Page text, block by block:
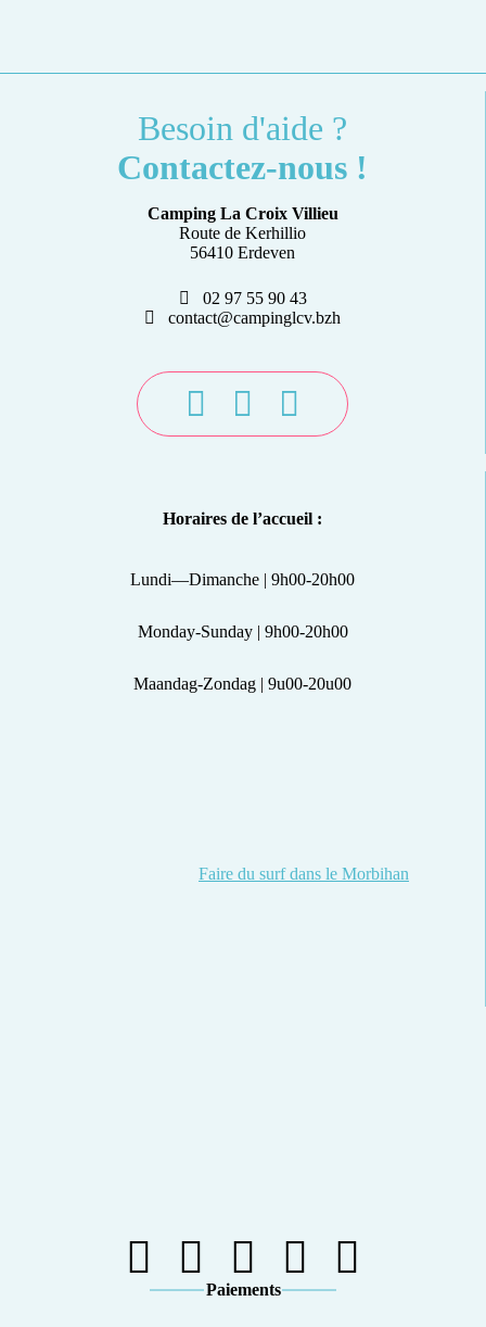
Besoin d'aide ?
Contactez-nous !
Camping La Croix Villieu
Route de Kerhillio
56410 Erdeven
02 97 55 90 43
contact@campinglcv.bzh
Horaires de l’accueil :
Lundi—Dimanche | 9h00-20h00
Monday-Sunday | 9h00-20h00
Maandag-Zondag | 9u00-20u00
Faire du surf dans le Morbihan
Paiements